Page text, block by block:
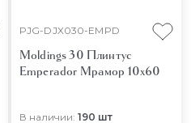
PJG-DJX030-EMPD
Moldings 30 Плинтус
Emperador Мрамор 10x60
В наличии: 190 шт